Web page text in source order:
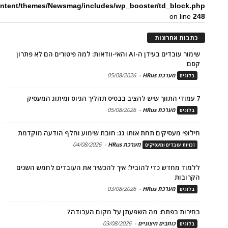
themes/Newsmag/includes/wp_booster/td_block.php
on line248
כתבות אחרונות
שימור עובדים בעידן ה-AI והאי-וודאות: למה פיטורים הם לא פתרון
קסם
בלוגים מערכת HRus -
05/08/2026
7 עמודי התווך שיש להציב בבסיס תהליך הגיוס ומיתוג המעסיק
בלוגים מערכת HRus -
05/08/2026
חילופי מעסיקים תחת אותו גג: חובת שימוע וחלף הודעה מוקדמת
זכויות עובדים ומעסיקים מערכת HRus -
04/08/2026
ללמוד מחדש כדי להוביל: איך להכשיר את העובדים לחמש השנים
הקרובות
בלוגים מערכת HRus -
03/08/2026
בחירות בפתח: מה השפעתן על מקום העבודה?
בלוגים כותבים חיצוניים -
03/08/2026